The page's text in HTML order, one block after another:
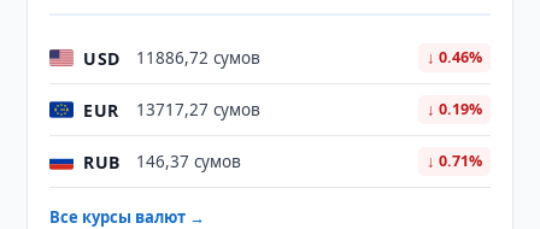
USD 11886,72 сумов ↓ 0.46%
EUR 13717,27 сумов ↓ 0.19%
RUB 146,37 сумов ↓ 0.71%
Все курсы валют →